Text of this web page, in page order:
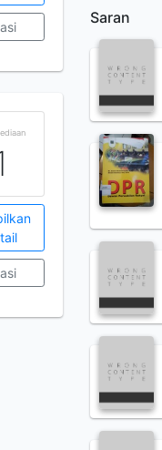
Saran